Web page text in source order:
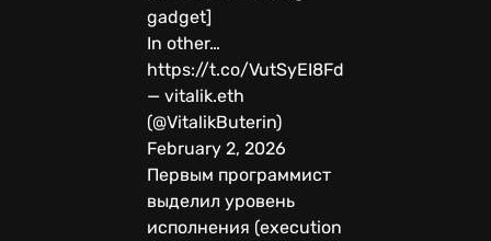
gadget]
In other…
https://t.co/VutSyEI8Fd
— vitalik.eth
(@VitalikButerin)
February 2, 2026
Первым программист
выделил уровень
исполнения (execution